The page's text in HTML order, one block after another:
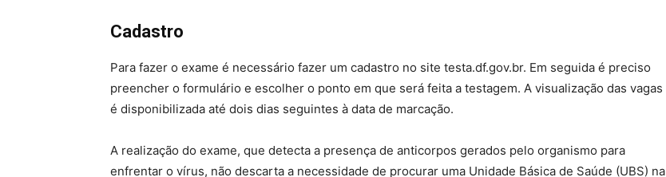
Cadastro
Para fazer o exame é necessário fazer um cadastro no site testa.df.gov.br. Em seguida é preciso
preencher o formulário e escolher o ponto em que será feita a testagem. A visualização das vagas
é disponibilizada até dois dias seguintes à data de marcação.
A realização do exame, que detecta a presença de anticorpos gerados pelo organismo para
enfrentar o vírus, não descarta a necessidade de procurar uma Unidade Básica de Saúde (UBS) na